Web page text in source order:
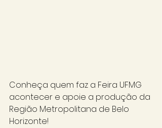
Conheça quem faz a Feira UFMG
acontecer e apoie a produção da
Região Metropolitana de Belo
Horizonte!